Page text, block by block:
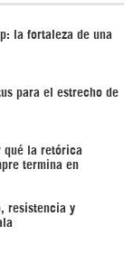
la fortaleza de una
para el estrecho de
qué la retórica
termina en
resistencia y